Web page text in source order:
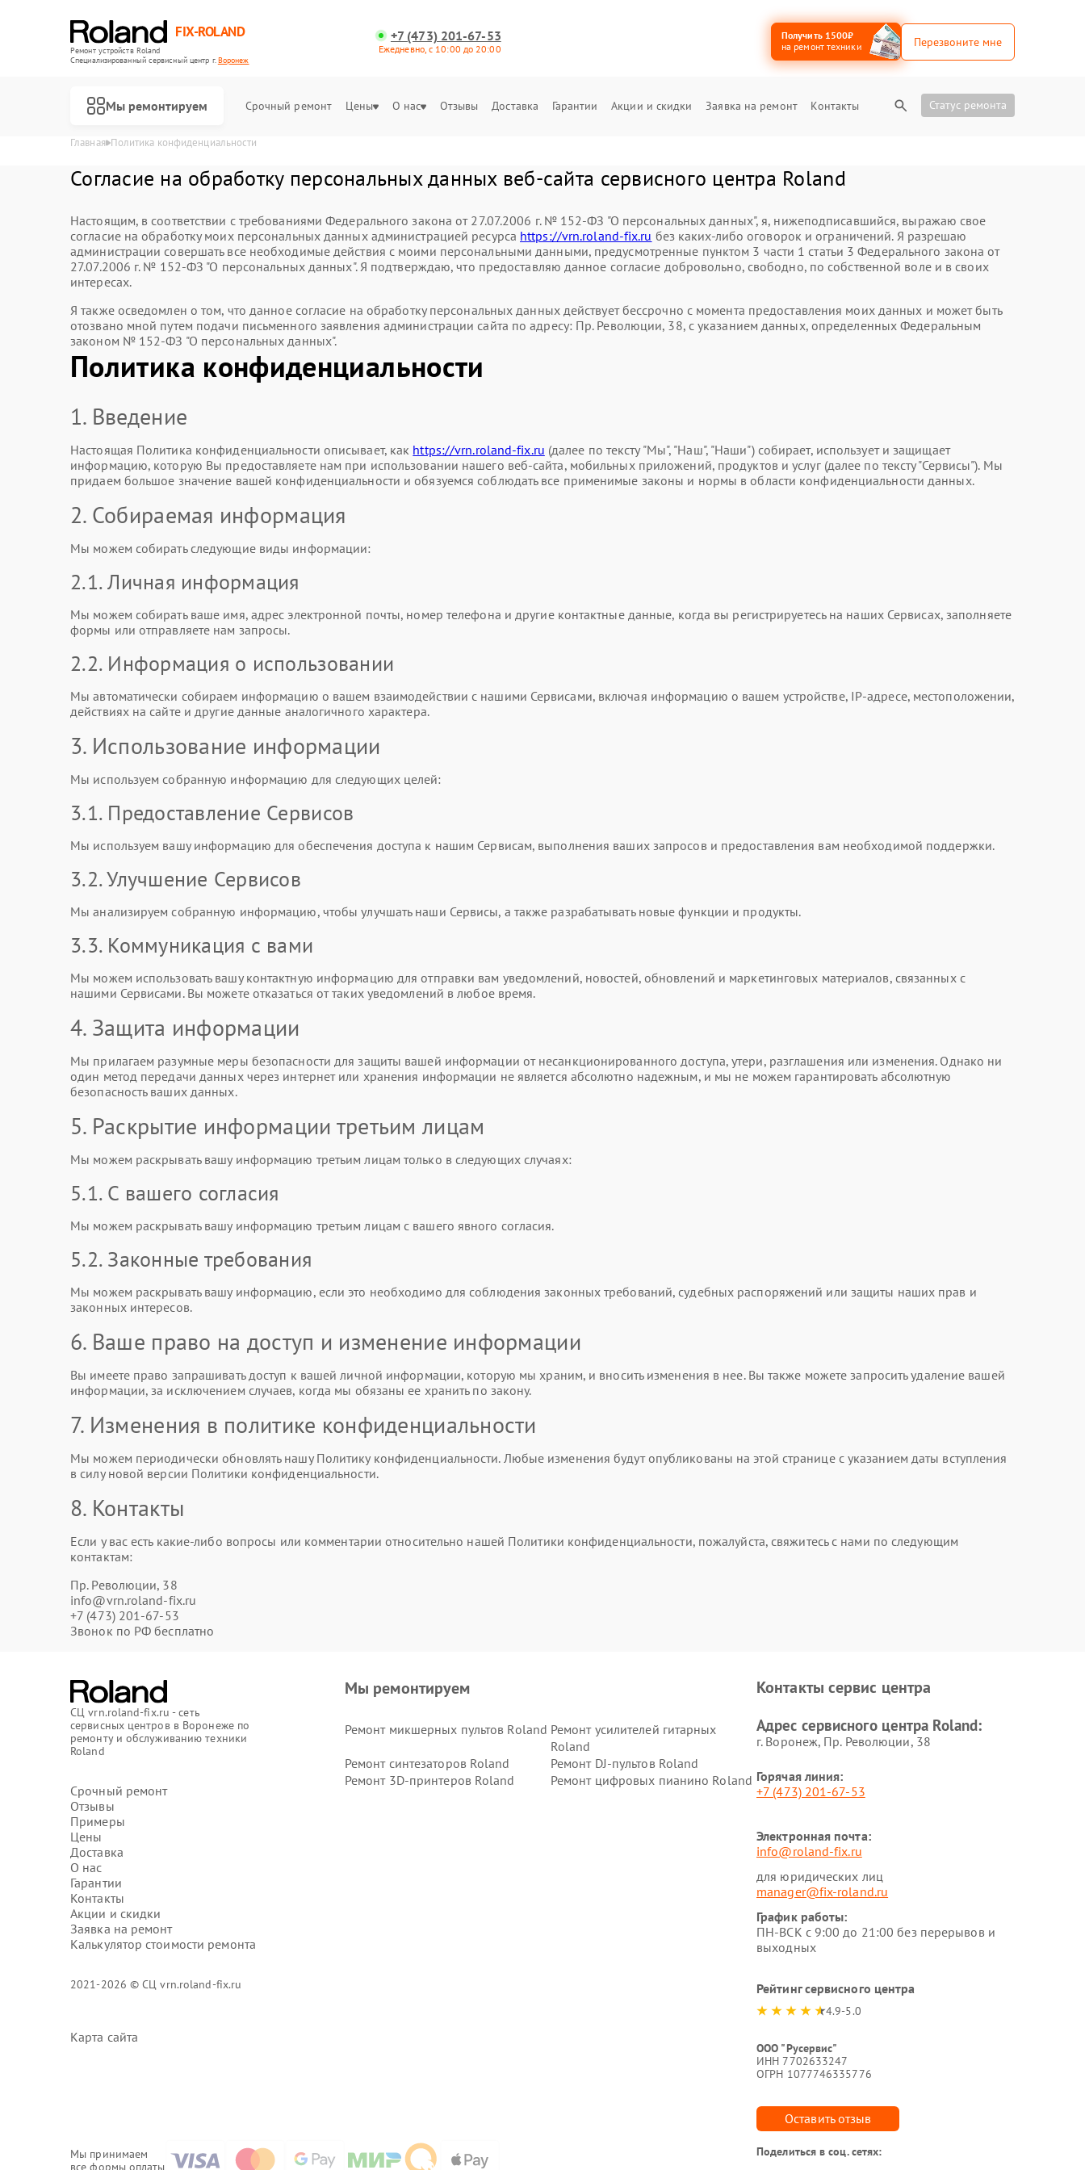
FIX-ROLAND
Ремонт устройств Roland
Специализированный cервисный центр г.Воронеж
+7 (473) 201-67-53
Ежедневно, с 10:00 до 20:00
Получить 1500₽
на ремонт техники
Перезвоните мне
Мы ремонтируем Срочный ремонт Цены О нас Отзывы Доставка Гарантии Акции и скидки Заявка на ремонт Контакты Статус ремонта
Главная Политика конфиденциальности
Согласие на обработку персональных данных веб-сайта сервисного центра Roland
Настоящим, в соответствии с требованиями Федерального закона от 27.07.2006 г. № 152-ФЗ "О персональных данных", я, нижеподписавшийся, выражаю свое
согласие на обработку моих персональных данных администрацией ресурса https://vrn.roland-fix.ru без каких-либо оговорок и ограничений. Я разрешаю
администрации совершать все необходимые действия с моими персональными данными, предусмотренные пунктом 3 части 1 статьи 3 Федерального закона от
27.07.2006 г. № 152-ФЗ "О персональных данных". Я подтверждаю, что предоставляю данное согласие добровольно, свободно, по собственной воле и в своих
интересах.
Я также осведомлен о том, что данное согласие на обработку персональных данных действует бессрочно с момента предоставления моих данных и может быть
отозвано мной путем подачи письменного заявления администрации сайта по адресу: Пр. Революции, 38, с указанием данных, определенных Федеральным
законом № 152-ФЗ "О персональных данных".
Политика конфиденциальности
1. Введение
Настоящая Политика конфиденциальности описывает, как https://vrn.roland-fix.ru (далее по тексту "Мы", "Наш", "Наши") собирает, использует и защищает
информацию, которую Вы предоставляете нам при использовании нашего веб-сайта, мобильных приложений, продуктов и услуг (далее по тексту "Сервисы"). Мы
придаем большое значение вашей конфиденциальности и обязуемся соблюдать все применимые законы и нормы в области конфиденциальности данных.
2. Собираемая информация
Мы можем собирать следующие виды информации:
2.1. Личная информация
Мы можем собирать ваше имя, адрес электронной почты, номер телефона и другие контактные данные, когда вы регистрируетесь на наших Сервисах, заполняете
формы или отправляете нам запросы.
2.2. Информация о использовании
Мы автоматически собираем информацию о вашем взаимодействии с нашими Сервисами, включая информацию о вашем устройстве, IP-адресе, местоположении,
действиях на сайте и другие данные аналогичного характера.
3. Использование информации
Мы используем собранную информацию для следующих целей:
3.1. Предоставление Сервисов
Мы используем вашу информацию для обеспечения доступа к нашим Сервисам, выполнения ваших запросов и предоставления вам необходимой поддержки.
3.2. Улучшение Сервисов
Мы анализируем собранную информацию, чтобы улучшать наши Сервисы, а также разрабатывать новые функции и продукты.
3.3. Коммуникация с вами
Мы можем использовать вашу контактную информацию для отправки вам уведомлений, новостей, обновлений и маркетинговых материалов, связанных с
нашими Сервисами. Вы можете отказаться от таких уведомлений в любое время.
4. Защита информации
Мы прилагаем разумные меры безопасности для защиты вашей информации от несанкционированного доступа, утери, разглашения или изменения. Однако ни
один метод передачи данных через интернет или хранения информации не является абсолютно надежным, и мы не можем гарантировать абсолютную
безопасность ваших данных.
5. Раскрытие информации третьим лицам
Мы можем раскрывать вашу информацию третьим лицам только в следующих случаях:
5.1. С вашего согласия
Мы можем раскрывать вашу информацию третьим лицам с вашего явного согласия.
5.2. Законные требования
Мы можем раскрывать вашу информацию, если это необходимо для соблюдения законных требований, судебных распоряжений или защиты наших прав и
законных интересов.
6. Ваше право на доступ и изменение информации
Вы имеете право запрашивать доступ к вашей личной информации, которую мы храним, и вносить изменения в нее. Вы также можете запросить удаление вашей
информации, за исключением случаев, когда мы обязаны ее хранить по закону.
7. Изменения в политике конфиденциальности
Мы можем периодически обновлять нашу Политику конфиденциальности. Любые изменения будут опубликованы на этой странице с указанием даты вступления
в силу новой версии Политики конфиденциальности.
8. Контакты
Если у вас есть какие-либо вопросы или комментарии относительно нашей Политики конфиденциальности, пожалуйста, свяжитесь с нами по следующим
контактам:
Пр. Революции, 38
info@vrn.roland-fix.ru
+7 (473) 201-67-53
Звонок по РФ бесплатно
СЦ vrn.roland-fix.ru - сеть
сервисных центров в Воронеже по
ремонту и обслуживанию техники
Roland
Срочный ремонт
Отзывы
Примеры
Цены
Доставка
О нас
Гарантии
Контакты
Акции и скидки
Заявка на ремонт
Калькулятор стоимости ремонта
2021-2026 © СЦ vrn.roland-fix.ru
Карта сайта
Мы принимаем
все формы оплаты
Мы ремонтируем
Ремонт микшерных пультов Roland Ремонт усилителей гитарных
Roland
Ремонт синтезаторов Roland
Ремонт DJ-пультов Roland
Ремонт 3D-принтеров Roland
Ремонт цифровых пианино Roland
Контакты сервис центра
Адрес сервисного центра Roland:
г. Воронеж, Пр. Революции, 38
Горячая линия:
+7 (473) 201-67-53
Электронная почта:
info@roland-fix.ru
для юридических лиц
manager@fix-roland.ru
График работы:
ПН-ВСК с 9:00 до 21:00 без перерывов и
выходных
Рейтинг сервисного центра
4.9-5.0
ООО "Русервис"
ИНН 7702633247
ОГРН 1077746335776
Оставить отзыв
Поделиться в соц. сетях: